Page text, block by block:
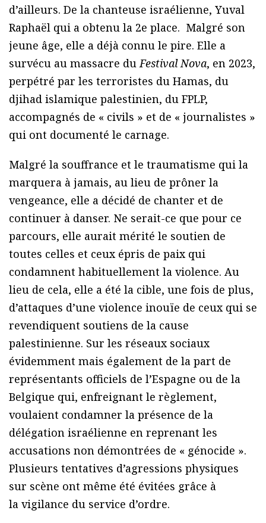
d’ailleurs. De la chanteuse israélienne, Yuval
Raphaël qui a obtenu la 2e place. Malgré son
jeune âge, elle a déjà connu le pire. Elle a
survécu au massacre duFestival Nova, en 2023,
perpétré par les terroristes du Hamas, du
djihad islamique palestinien, du FPLP,
accompagnés de « civils » et de « journalistes »
qui ont documenté le carnage.
Malgré la souffrance et le traumatisme qui la
marquera à jamais, au lieu de prôner la
vengeance, elle a décidé de chanter et de
continuer à danser. Ne serait-ce que pour ce
parcours, elle aurait mérité le soutien de
toutes celles et ceux épris de paix qui
condamnent habituellement la violence. Au
lieu de cela, elle a été la cible, une fois de plus,
d’attaques d’une violence inouïe de ceux qui se
revendiquent soutiens de la cause
palestinienne. Sur les réseaux sociaux
évidemment mais également de la part de
représentants officiels de l’Espagne ou de la
Belgique qui, enfreignant le règlement,
voulaient condamner la présence de la
délégation israélienne en reprenant les
accusations non démontrées de « génocide ».
Plusieurs tentatives d’agressions physiques
sur scène ont même été évitées grâce à
la vigilance du service d’ordre.